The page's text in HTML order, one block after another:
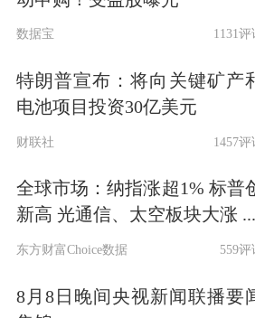
1、抛开冗长的排名，
中挑出最有意思的几点
雷军初进十强：
数据宝 1131评
特朗普宣布：将向关键矿产
电池项目投资30亿美元
财联社 1457评
全球市场：纳指涨超1% 标普
新高 光通信、太空板块大涨 ...
东方财富Choice数据 559评
8月8日晚间央视新闻联播要